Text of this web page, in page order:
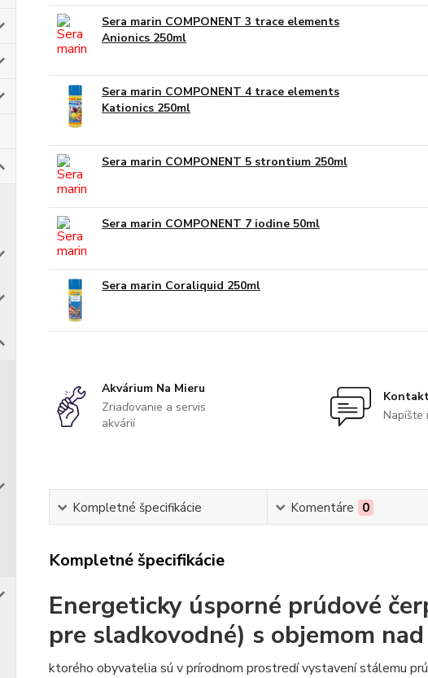
Sera marin COMPONENT 3 trace elements
Anionics 250ml
Sera marin COMPONENT 4 trace elements
Kationics 250ml
Sera marin COMPONENT 5 strontium 250ml
Sera marin COMPONENT 7 iodine 50ml
Sera marin Coraliquid 250ml
Akvárium Na Mieru
Zriaďovanie a servis
akvárií
Napíšte
Kompletné špecifikácie Komentáre 0
Kompletné špecifikácie
Energeticky úsporné prúdové
pre sladkovodné) s objemom
ktorého obyvatelia sú v prírodnom prostredí vystavení stálemu